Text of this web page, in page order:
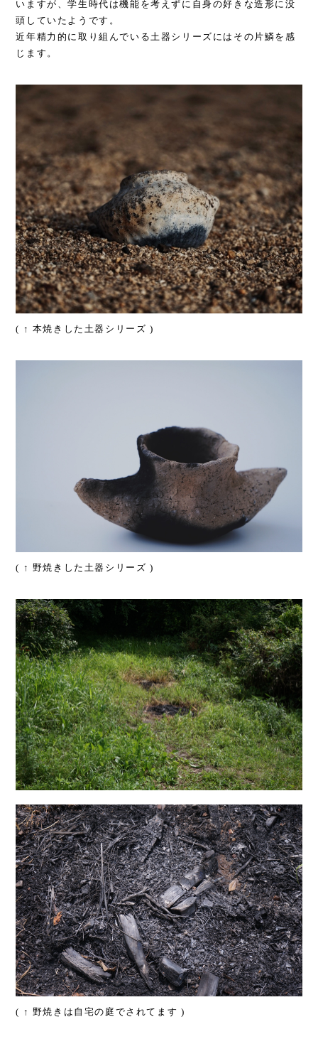
いますが、学生時代は機能を考えずに自身の好きな造形に没
頭していたようです。
近年精力的に取り組んでいる土器シリーズにはその片鱗を感
じます。
( ↑ 本焼きした土器シリーズ )
( ↑ 野焼きした土器シリーズ )
( ↑ 野焼きは自宅の庭でされてます )